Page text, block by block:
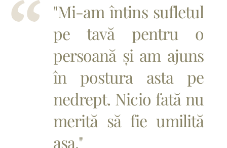
"Mi-am întins sufletul
pe tavă pentru o
persoană și am ajuns
în postura asta pe
nedrept. Nicio fată nu
merită să fie umilită
așa."